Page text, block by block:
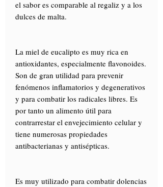
el sabor es comparable al regaliz y a los
dulces de malta.
La miel de eucalipto es muy rica en
antioxidantes, especialmente flavonoides.
Son de gran utilidad para prevenir
fenómenos inflamatorios y degenerativos
y para combatir los radicales libres. Es
por tanto un alimento útil para
contrarrestar el envejecimiento celular y
tiene numerosas propiedades
antibacterianas y antisépticas.
Es muy utilizado para combatir dolencias